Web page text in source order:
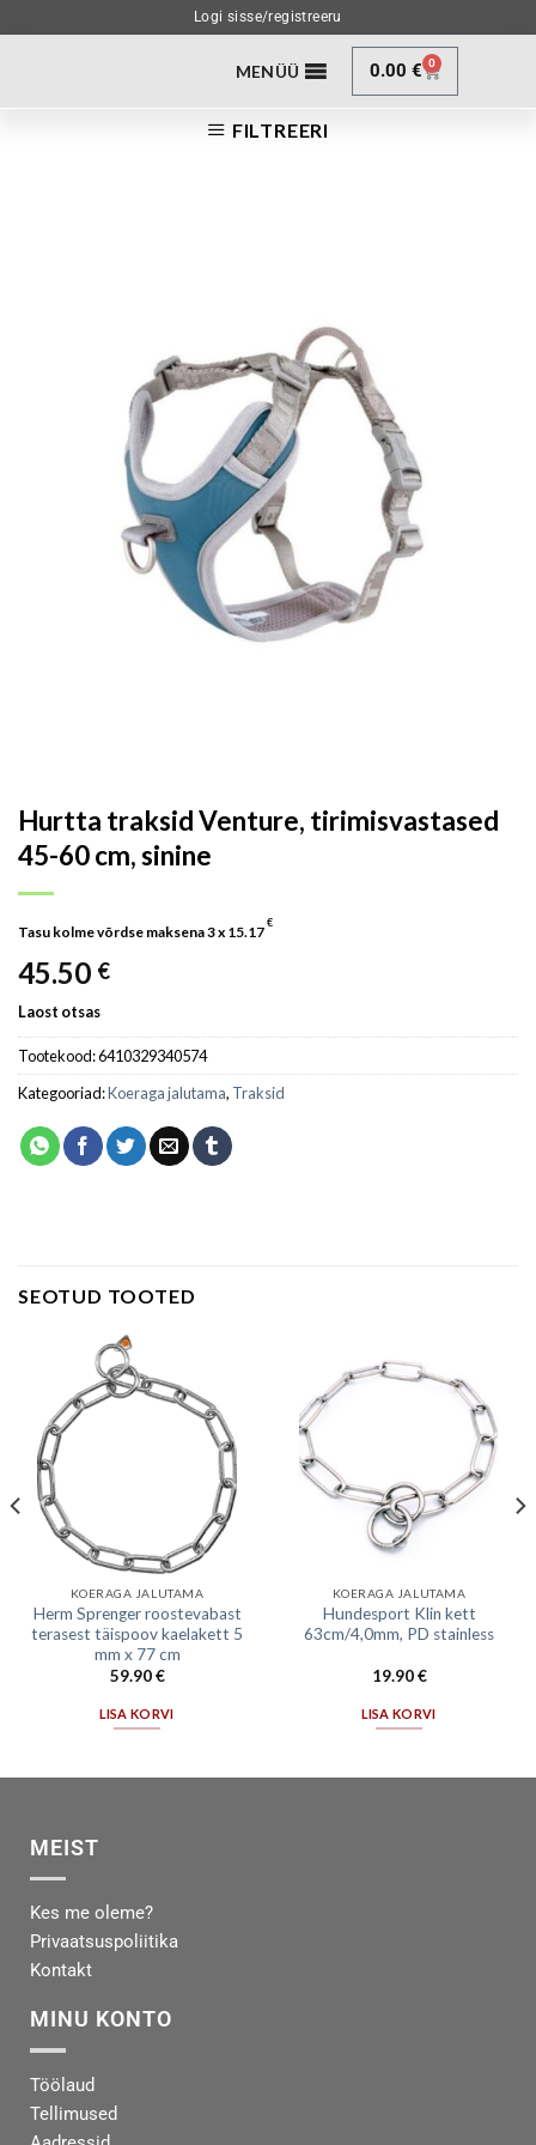
Logi sisse/registreeru
MENÜÜ 0.00€ 0
FILTREERI
Hurtta traksid Venture, tirimisvastased
45-60 cm, sinine
Tasu kolme võrdse maksena 3 x 15.17
€
45.50 €
Laost otsas
Tootekood:6410329340574
Kategooriad:Koeraga jalutama, Traksid
SEOTUD TOOTED
KOERAGA JALUTAMA
Herm Sprenger roostevabast
terasest täispoov kaelakett 5
mm x 77 cm
59.90€
LISA KORVI
KOERAGA JALUTAMA
Hundesport Klin kett
63cm/4,0mm, PD stainless
19.90€
LISA KORVI
MEIST
Kes me oleme?
Privaatsuspoliitika
Kontakt
MINU KONTO
Töölaud
Tellimused